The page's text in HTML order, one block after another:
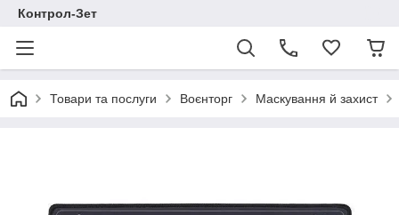
Контрол-Зет
Товари та послуги Воєнторг Маскування й захист